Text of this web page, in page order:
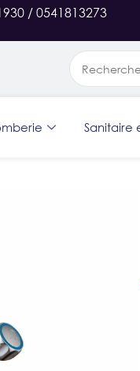
/ 0541813273
Sanitaire